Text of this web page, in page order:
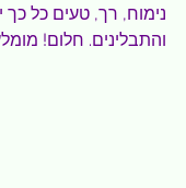
נימוח, רך, טעים כל
והתבלינים. חלום! מומלץ